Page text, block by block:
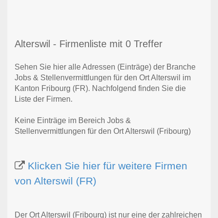
Alterswil - Firmenliste mit 0 Treffer
Sehen Sie hier alle Adressen (Einträge) der Branche
Jobs & Stellenvermittlungen für den Ort Alterswil im
Kanton Fribourg (FR). Nachfolgend finden Sie die
Liste der Firmen.
Keine Einträge im Bereich Jobs &
Stellenvermittlungen für den Ort Alterswil (Fribourg)
Klicken Sie hier für weitere Firmen
von Alterswil (FR)
Der Ort Alterswil (Fribourg) ist nur eine der zahlreichen